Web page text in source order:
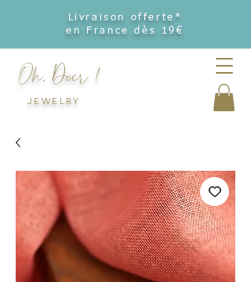
Livraison offerte*
en France dès 19€
Oh, Deer !
JEWELRY